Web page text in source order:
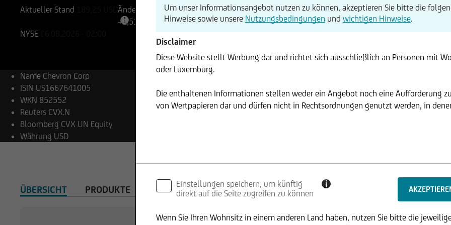
Aktueller Stand
Änderung
+1,51%
+2,86
NYSE
Name Chevron Corp
ISIN US1667641005
WKN 852552
Reuters CVX.N
Bloomberg CVX UN Equity
Währung USD
ÜBERSICHT PRODUKTE
Um unser Informationsangebot nutzen zu können, akzeptieren Sie bitte die
Hinweise sowie unsere Nutzungsbedingungen und wichtigen Hinweise.
Disclaimer
Diese Website stellt Werbung dar und richtet sich ausschließlich an Personen mit
oder Luxemburg.
Die enthaltenen Informationen stellen weder ein Angebot noch eine Aufforderung
von Wertpapieren dar und dürfen nicht in Rechtsordnungen genutzt werden, in
Einstellungen speichern, um künftig
direkt auf die Seite zugreifen zu können
i
Wenn Sie Ihren Wohnsitz in einem anderen Land haben, nutzen Sie bitte die